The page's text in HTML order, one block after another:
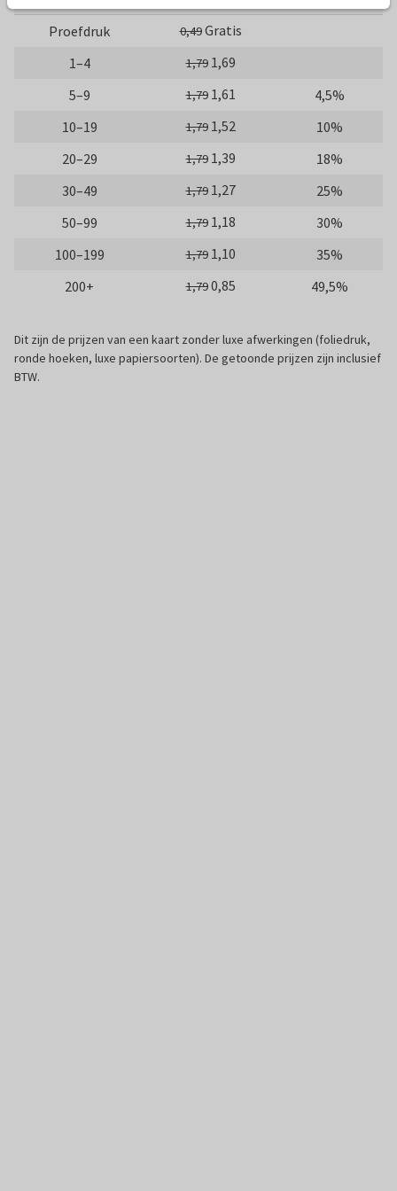
Proefdruk 0,49Gratis
1–4
1,79 1,69
5–9
1,79 1,61
4,5%
10–19
1,79 1,52
10%
20–29
1,79 1,39
18%
30–49
1,79 1,27
25%
50–99
1,79 1,18
30%
100–199
1,79 1,10
35%
200+
1,790,85 49,5%
Dit zijn de prijzen van een kaart zonder luxe afwerkingen (foliedruk,
ronde hoeken, luxe papiersoorten). De getoonde prijzen zijn inclusief
BTW.